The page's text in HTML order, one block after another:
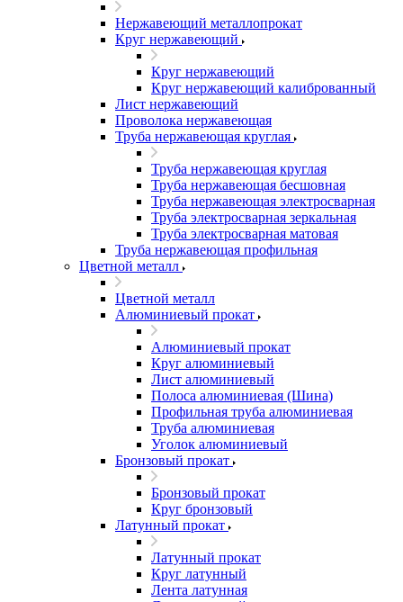
Нержавеющий металлопрокат
Круг нержавеющий
Круг нержавеющий
Круг нержавеющий калиброванный
Лист нержавеющий
Проволока нержавеющая
Труба нержавеющая круглая
Труба нержавеющая круглая
Труба нержавеющая бесшовная
Труба нержавеющая электросварная
Труба электросварная зеркальная
Труба электросварная матовая
Труба нержавеющая профильная
Цветной металл
Цветной металл
Алюминиевый прокат
Алюминиевый прокат
Круг алюминиевый
Лист алюминиевый
Полоса алюминиевая (Шина)
Профильная труба алюминиевая
Труба алюминиевая
Уголок алюминиевый
Бронзовый прокат
Бронзовый прокат
Круг бронзовый
Латунный прокат
Латунный прокат
Круг латунный
Лента латунная